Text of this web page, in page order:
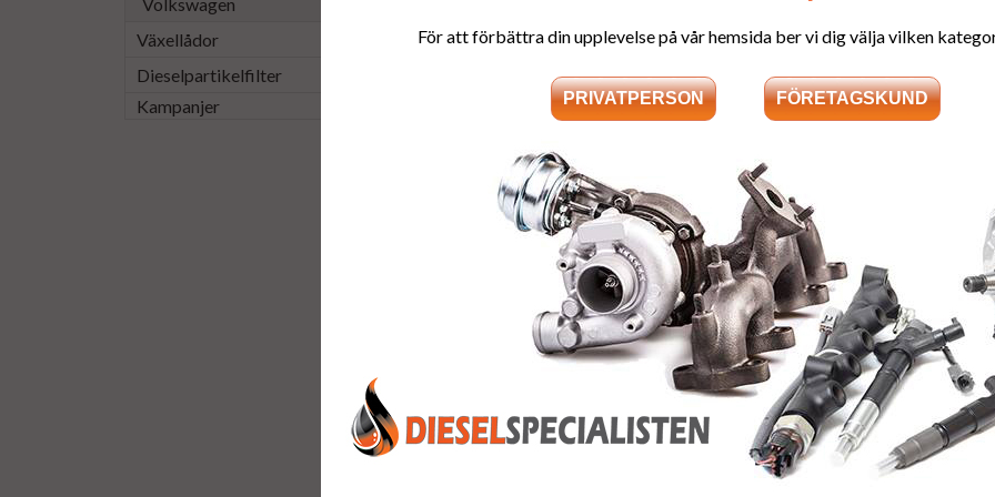
Växellådor
Dieselpartikelfilter
Kampanjer
17201-17070B
17201-17070A
1720117070A
Fraktkostnad:
300:- utöver
gamla turbo
För att förbättra din upplevelse på vår hemsida ber vi dig välja vilken